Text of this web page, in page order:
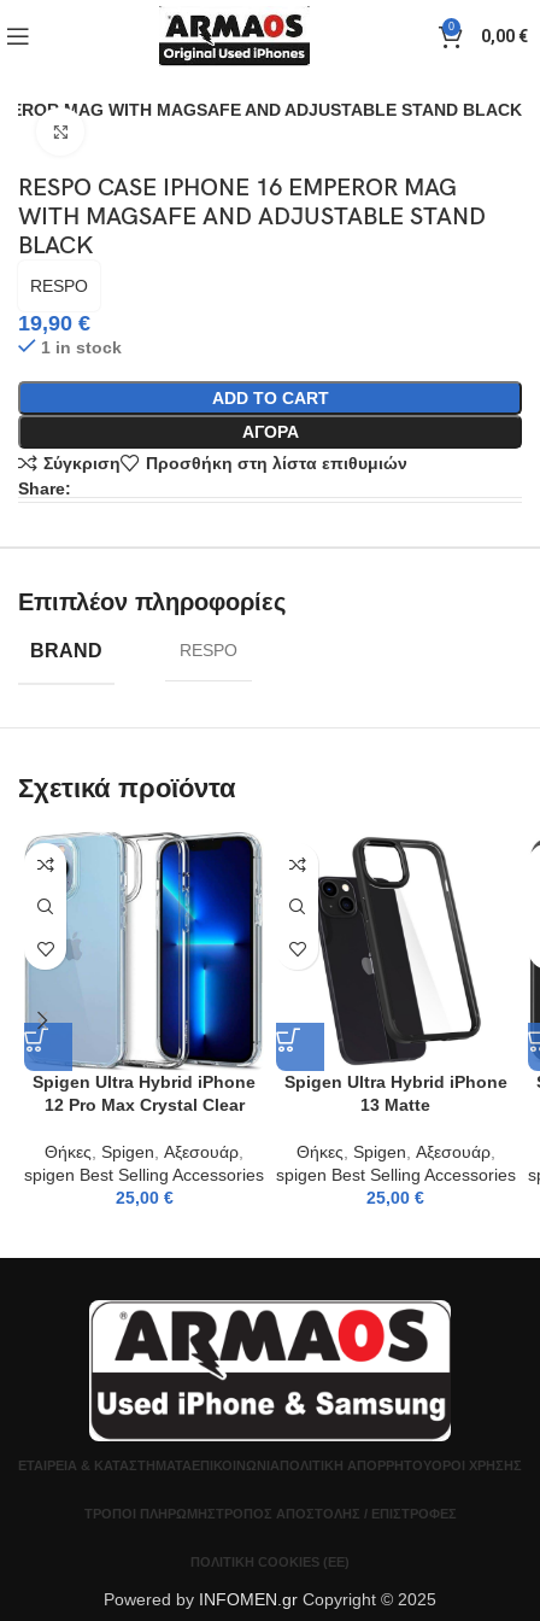
0 0,00€
MAG WITH MAGSAFE AND ADJUSTABLE STAND BLACK
RESPO CASE IPHONE 16 EMPEROR MAG
WITH MAGSAFE AND ADJUSTABLE STAND
BLACK
RESPO
19,90€
1 in stock
ADD TO CART
ΑΓΟΡΆ
Σύγκριση
Προσθήκη στη λίστα επιθυμιών
Share:
Επιπλέον πληροφορίες
BRAND RESPO
Σχετικά προϊόντα
Spigen Ultra Hybrid iPhone
12 Pro Max Crystal Clear
Θήκες Spigen Αξεσουάρ
spigen Best Selling Accessories
25,00 €
Spigen Ultra Hybrid iPhone
13 Matte
Θήκες Spigen Αξεσουάρ,
spigen Best Selling Accessories
25,00€
ΕΤΑΙΡΕΊΑ & ΚΑΤΑΣΤΉΜΑΤΑΕΠΙΚΟΙΝΩΝΊΑΠΟΛΙΤΙΚΉ ΑΠΟΡΡΉΤΟΥΌΡΟΙ ΧΡΉΣΗΣ
ΤΡΌΠΟΙ ΠΛΗΡΩΜΉΣΤΡΌΠΟΣ ΑΠΟΣΤΟΛΉΣ / ΕΠΙΣΤΡΟΦΈΣ
ΠΟΛΙΤΙΚΉ COOKIES (ΕΕ)
Powered by INFOMEN.gr Copyright © 2025